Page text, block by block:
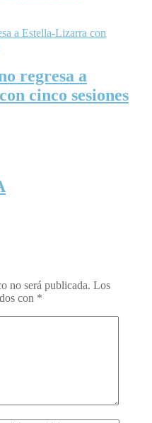
regresa a
cinco sesiones
no será publicada. Los
con *